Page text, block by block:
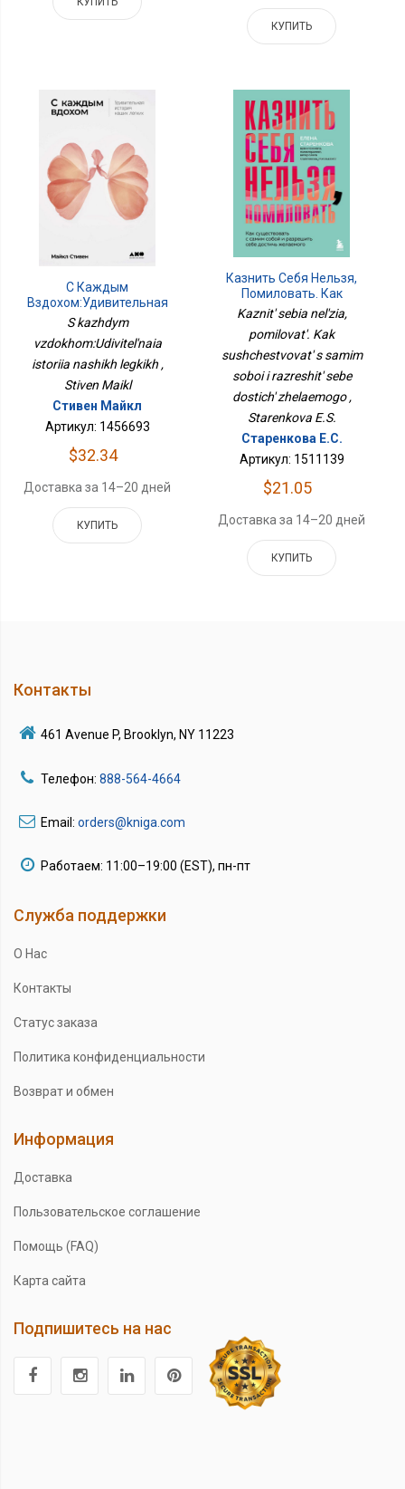
КУПИТЬ
С Каждым
Вздохом:Удивительная
История Наших Легких
S kazhdym
vzdokhom:Udivitel'naia
istoriia nashikh legkikh ,
Stiven Maikl
Стивен Майкл
Артикул: 1456693
$32.34
Доставка за 14–20 дней
КУПИТЬ
Казнить Себя Нельзя,
Помиловать. Как
Существовать С Самим
Собой И Разрешить
Себе Достичь
Желаемого
Kaznit' sebia nel'zia,
pomilovat'. Kak
sushchestvovat' s samim
soboi i razreshit' sebe
dostich' zhelaemogo ,
Starenkova E.S.
Старенкова Е.С.
Артикул: 1511139
$21.05
Доставка за 14–20 дней
КУПИТЬ
Контакты
461 Avenue P, Brooklyn, NY 11223
Телефон: 888-564-4664
Email: orders@kniga.com
Работаем: 11:00–19:00 (EST), пн-пт
Служба поддержки
О Нас
Контакты
Статус заказа
Политика конфиденциальности
Возврат и обмен
Информация
Доставка
Пользовательское соглашение
Помощь (FAQ)
Карта сайта
Подпишитесь на нас